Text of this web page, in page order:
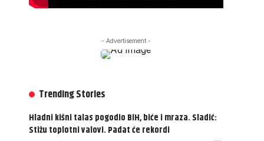
- Advertisement -
Trending Stories
Hladni kišni talas pogodio BiH, biće i mraza. Sladić:
Stižu toplotni valovi. Padat će rekordi